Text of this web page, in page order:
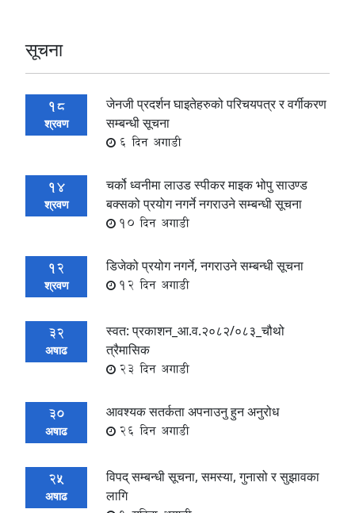
सूचना
18
श्रवण
जेनजी प्रदर्शन घाइतेहरुको परिचयपत्र र वर्गीकरण
सम्बन्धी सूचना
6 दिन अगाडी
14
श्रवण
चर्को ध्वनीमा लाउड स्पीकर माइक भोपु साउण्ड
बक्सको प्रयोग नगर्ने नगराउने सम्बन्धी सूचना
10 दिन अगाडी
12
श्रवण
डिजेको प्रयोग नगर्ने, नगराउने सम्बन्धी सूचना
12 दिन अगाडी
32
अषाढ
स्वत: प्रकाशन_आ.व.२०८२/०८३_चौथो
त्रैमासिक
23 दिन अगाडी
30
अषाढ
आवश्यक सतर्कता अपनाउनु हुन अनुरोध
26 दिन अगाडी
25
अषाढ
विपद् सम्बन्धी सूचना, समस्या, गुनासो र सुझावका
लागि